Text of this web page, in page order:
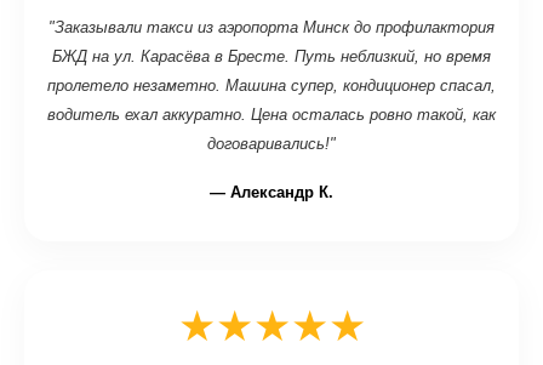
"Заказывали такси из аэропорта Минск до профилактория
БЖД на ул. Карасёва в Бресте. Путь неблизкий, но время
пролетело незаметно. Машина супер, кондиционер спасал,
водитель ехал аккуратно. Цена осталась ровно такой, как
договаривались!"
— Александр К.
★★★★★